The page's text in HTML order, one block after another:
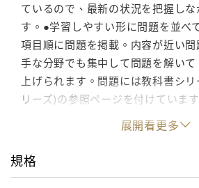
ているので、最新の状況を把握し
す。●学習しやすい形に問題を並べ
項目順に問題を掲載。内容が近い
手な分野でも集中して問題を解い
上げられます。問題には教科書シ
リーズ)の参照ページを付けていま
ことがあれば、教科書に立ち返っ
に含まれる科目解剖学・組織発生学
学、病理学、微生物学、薬理学、口
学・公衆衛生学【目次】第I部 問題
展開看更多
規格